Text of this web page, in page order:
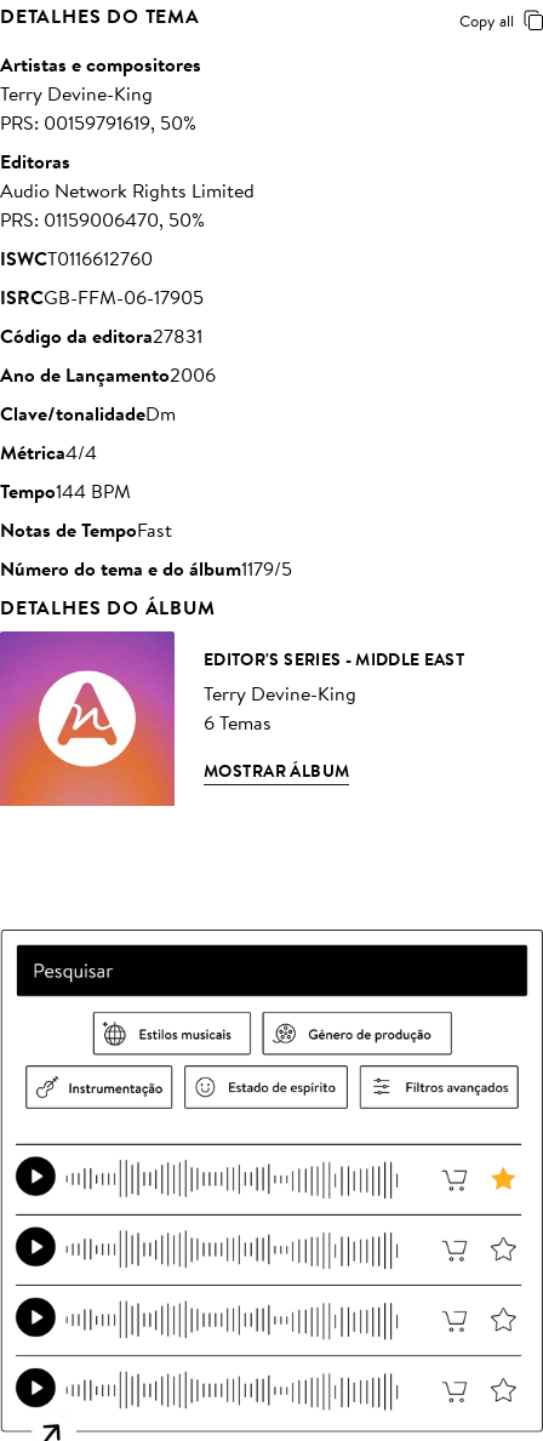
DETALHES DO TEMA Copy all
Artistas e compositores
Terry Devine-King
PRS: 00159791619, 50%
Editoras
Audio Network Rights Limited
PRS: 01159006470, 50%
ISWCT0116612760
ISRCGB-FFM-06-17905
Código da editora27831
Ano de Lançamento2006
Clave/tonalidadeDm
Métrica4/4
Tempo144 BPM
Notas de TempoFast
Número do tema e do álbum1179/5
DETALHES DO ÁLBUM
EDITOR'S SERIES - MIDDLE EAST
Terry Devine-King
6 Temas
MOSTRAR ÁLBUM